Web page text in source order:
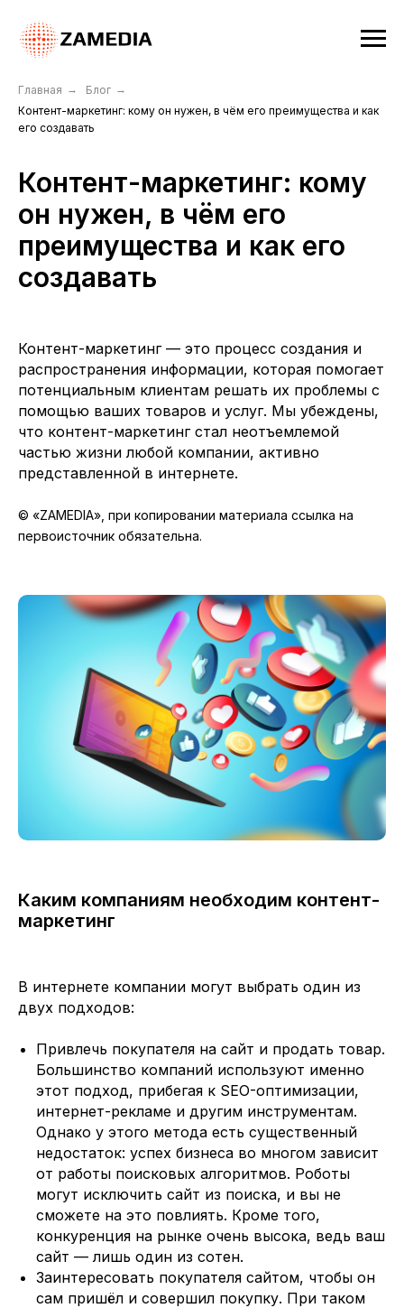
Главная → Блог →
Контент-маркетинг: кому он нужен, в чём его преимущества и как
его создавать
Контент-маркетинг: кому
он нужен, в чём его
преимущества и как его
создавать
Контент-маркетинг — это процесс создания и
распространения информации, которая помогает
потенциальным клиентам решать их проблемы с
помощью ваших товаров и услуг. Мы убеждены,
что контент-маркетинг стал неотъемлемой
частью жизни любой компании, активно
представленной в интернете.
© «ZAMEDIA», при копировании материала ссылка на
первоисточник обязательна.
Каким компаниям необходим контент-
маркетинг
В интернете компании могут выбрать один из
двух подходов:
Привлечь покупателя на сайт и продать товар.
Большинство компаний используют именно
этот подход, прибегая к SEO-оптимизации,
интернет-рекламе и другим инструментам.
Однако у этого метода есть существенный
недостаток: успех бизнеса во многом зависит
от работы поисковых алгоритмов. Роботы
могут исключить сайт из поиска, и вы не
сможете на это повлиять. Кроме того,
конкуренция на рынке очень высока, ведь ваш
сайт — лишь один из сотен.
Заинтересовать покупателя сайтом, чтобы он
сам пришёл и совершил покупку. При таком